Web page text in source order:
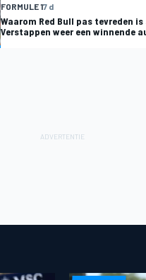
FORMULE 17 d
Waarom Red Bull pas tevreden is
Verstappen weer een winnende